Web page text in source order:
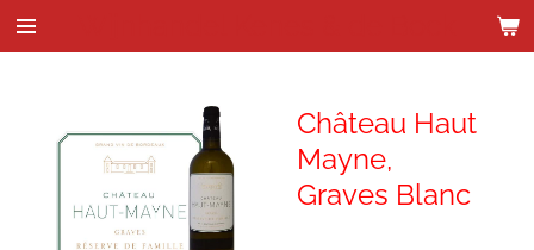
Ga
direct
Château Haut
Mayne,
Graves Blanc